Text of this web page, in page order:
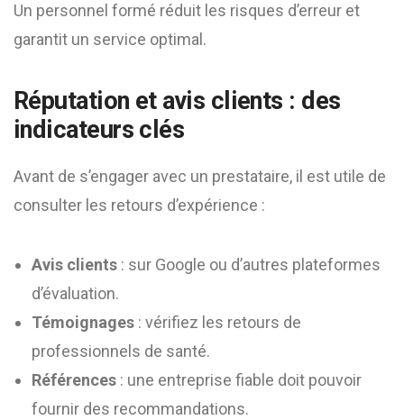
Un personnel formé réduit les risques d’erreur et
garantit un service optimal.
Réputation et avis clients : des
indicateurs clés
Avant de s’engager avec un prestataire, il est utile de
consulter les retours d’expérience :
Avis clients : sur Google ou d’autres plateformes
d’évaluation.
Témoignages : vérifiez les retours de
professionnels de santé.
Références : une entreprise fiable doit pouvoir
fournir des recommandations.